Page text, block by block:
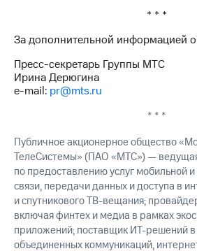
* * *
За дополнительной информацией
Пресс-секретарь Группы МТС
Ирина Дерюгина
e-mail: pr@mts.ru
* * *
Публичное акционерное общество
ТелеСистемы» (ПАО «МТС») —
по предоставлению услуг мобильной
связи, передачи данных и доступа в
и спутникового ТВ-вещания;
включая финтех и медиа в рамках
приложений; поставщик ИТ-решений в
объединенных коммуникаций,